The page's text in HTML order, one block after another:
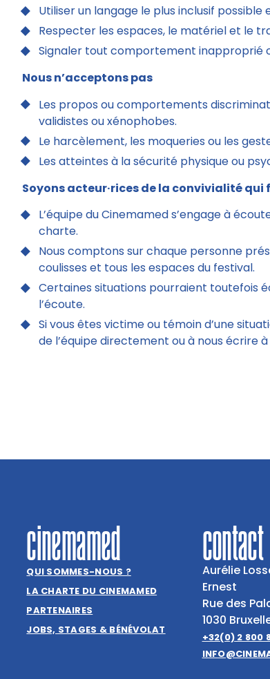
Utiliser un langage le plus inclusif possible
Respecter les espaces, le matériel et le
Signaler tout comportement inapproprié
Nous n’acceptons pas
Les propos ou comportements
validistes ou xénophobes.
Le harcèlement, les moqueries ou les
Les atteintes à la sécurité physique ou
Soyons acteur·rices de la convivialité qui
L’équipe du Cinemamed s’engage à
charte.
Nous comptons sur chaque personne
coulisses et tous les espaces du festival.
Certaines situations pourraient toutefois
l’écoute.
Si vous êtes victime ou témoin d’une
de l’équipe directement ou à nous écrire à
cinemamed
QUI SOMMES-NOUS ?
LA CHARTE DU CINEMAMED
PARTENAIRES
JOBS, STAGES & BÉNÉVOLAT
contact
Aurélie
Ernest
Rue des
1030
+32(0) 2 800